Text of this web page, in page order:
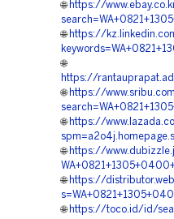
🌐 https://
🌐 https://
🌐
https://
🌐 https://
🌐 https://
🌐 https://
🌐 https://
🌐 https://toco.id/id/